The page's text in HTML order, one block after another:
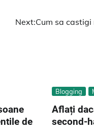
Next:Cum sa
de
Blogging
Aflați
second-